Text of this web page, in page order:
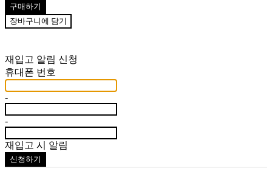
구매하기
장바구니에 담기
재입고 알림 신청
휴대폰 번호
-
-
재입고 시 알림
신청하기